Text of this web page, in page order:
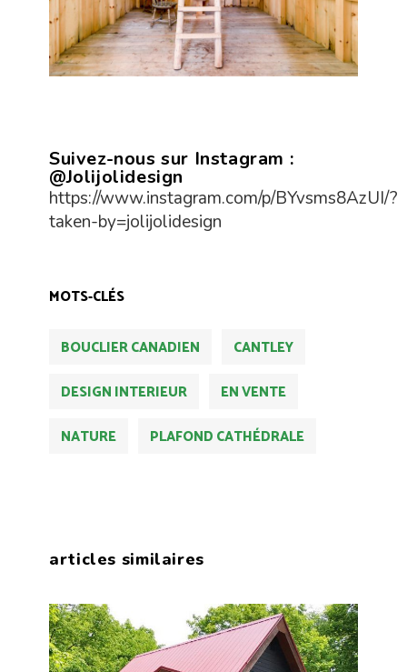
Suivez-nous sur Instagram :
@Jolijolidesign
https://www.instagram.com/p/BYvsms8AzUI/?
taken-by=jolijolidesign
MOTS-CLÉS
BOUCLIER CANADIEN
CANTLEY
DESIGN INTERIEUR
EN VENTE
NATURE
PLAFOND CATHÉDRALE
articles similaires